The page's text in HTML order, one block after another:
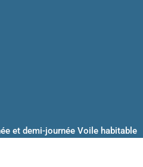
et demi-journée Voile habitable